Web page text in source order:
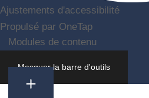
Ajustements d'accessibilité
Propulsé par OneTap
Masquer la barre d'outils
Modules de contenu